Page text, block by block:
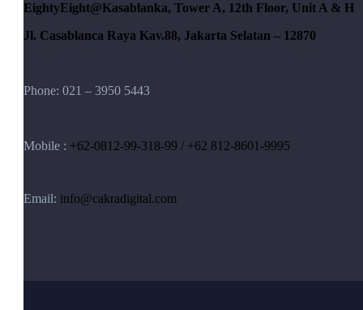
EightyEight@Kasablanka, Tower A, 12th Floor, Unit A & H
Jl. Casablanca Raya Kav.88, Jakarta Selatan – 12870
Phone: 021 – 3950 5443
Mobile : +62-0812-99-318-99 / +62 812-8601-9995
Email: info@cakradigital.com